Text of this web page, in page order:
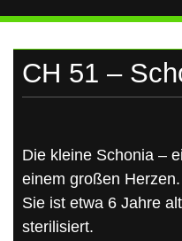
CH 51 –
Die kleine Schonia –
einem großen Herzen.
Sie ist etwa 6 Jahre
sterilisiert.